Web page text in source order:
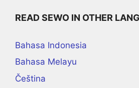
READ SEWO IN OTHER
Bahasa Indonesia
Bahasa Melayu
Čeština